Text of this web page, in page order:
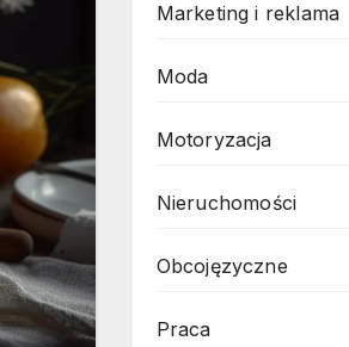
Marketing i reklama
Moda
Motoryzacja
Nieruchomości
Obcojęzyczne
Praca